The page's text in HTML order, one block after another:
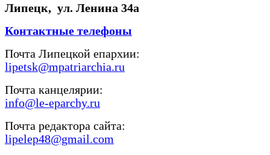
Липецк, ул. Ленина 34а
Контактные телефоны
Почта Липецкой епархии:
lipetsk@mpatriarchia.ru
Почта канцелярии:
info@le-eparchy.ru
Почта редактора сайта:
lipelep48@gmail.com